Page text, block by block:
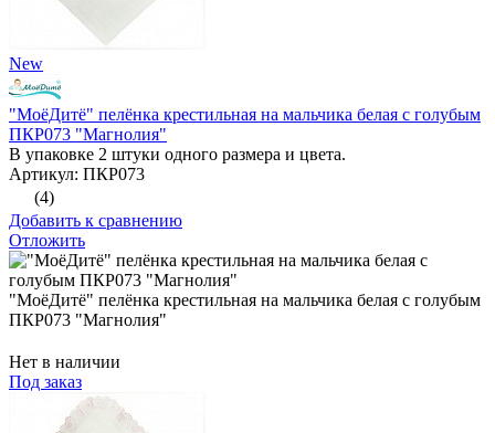
New
"МоёДитё" пелёнка крестильная на мальчика белая с голубым
ПКР073 "Магнолия"
В упаковке 2 штуки одного размера и цвета.
Артикул: ПКР073
(4)
Добавить к сравнению
Отложить
"МоёДитё" пелёнка крестильная на мальчика белая с голубым
ПКР073 "Магнолия"
Нет в наличии
Под заказ